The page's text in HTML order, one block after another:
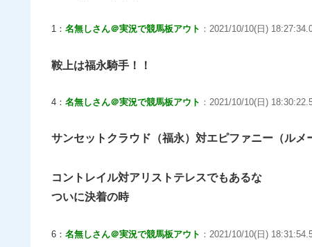
1： 名無しさん＠実況で競馬板アウト ：2021/10/10(日)
鞍上は福永騎手！！
4： 名無しさん＠実況で競馬板アウト ：2021/10/10(日)
サンセットクラウド（福永）対エピファニー（ルメ
コントレイル対アリストテレスでもあるな
ついに決着の時
6： 名無しさん＠実況で競馬板アウト ：2021/10/10(日)